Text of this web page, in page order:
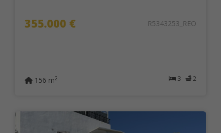
355.000 € R5343253_REO
3 2
156 m2